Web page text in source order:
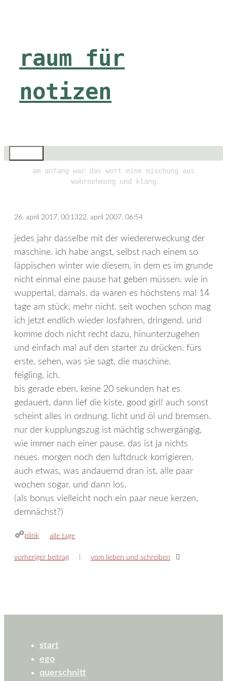
raum für
notizen
am anfang war das wort eine mischung aus
wahrnehmung und klang
26. april 2017, 00:1322. april 2007, 06:54
jedes jahr dasselbe mit der wiedererweckung der
maschine. ich habe angst, selbst nach einem so
läppischen winter wie diesem, in dem es im grunde
nicht einmal eine pause hat geben müssen. wie in
wuppertal, damals. da waren es höchstens mal 14
tage am stück, mehr nicht. seit wochen schon mag
ich jetzt endlich wieder losfahren, dringend. und
komme doch nicht recht dazu, hinunterzugehen
und einfach mal auf den starter zu drücken. fürs
erste. sehen, was sie sagt, die maschine.
feigling, ich.
bis gerade eben. keine 20 sekunden hat es
gedauert, dann lief die kiste. good girl! auch sonst
scheint alles in ordnung. licht und öl und bremsen.
nur der kupplungszug ist mächtig schwergängig,
wie immer nach einer pause. das ist ja nichts
neues. morgen noch den luftdruck korrigieren.
auch etwas, was andauernd dran ist, alle paar
wochen sogar. und dann los.
(als bonus vielleicht noch ein paar neue kerzen,
demnächst?)
plink kategorien
alle tage
vorheriger beitrag vom lieben und schreiben
start
ego
querschnitt